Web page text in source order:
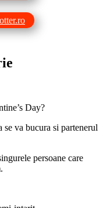
Day?
va bucura si partenerul
persoane care